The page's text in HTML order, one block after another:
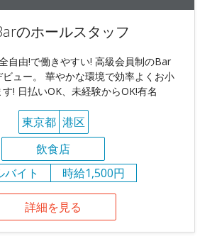
のホールスタッフ
自由!で働きやすい! 高級会員制のBar
ュー。 華やかな環境で効率よくお小
! 日払いOK、未経験からOK!有名
東京都 港区
飲食店
バイト
時給1,500円
詳細を見る